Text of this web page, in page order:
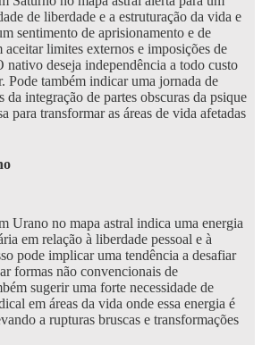
de liberdade e a estruturação da vida e
sentimento de aprisionamento e de
aceitar limites externos e imposições de
nativo deseja independência a todo custo
Pode também indicar uma jornada de
da integração de partes obscuras da psique
para transformar as áreas de vida afetadas
Urano no mapa astral indica uma energia
em relação à liberdade pessoal e à
pode implicar uma tendência a desafiar
formas não convencionais de
sugerir uma forte necessidade de
em áreas da vida onde essa energia é
a rupturas bruscas e transformações